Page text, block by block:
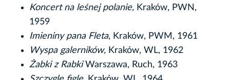
Koncert na leśnej polanie, Kraków, PWN,
1959
Imieniny pana Fleta, Kraków, PWM, 1961
Wyspa galerników, Kraków, WL, 1962
Żabki z RabkiWarszawa, Ruch, 1963